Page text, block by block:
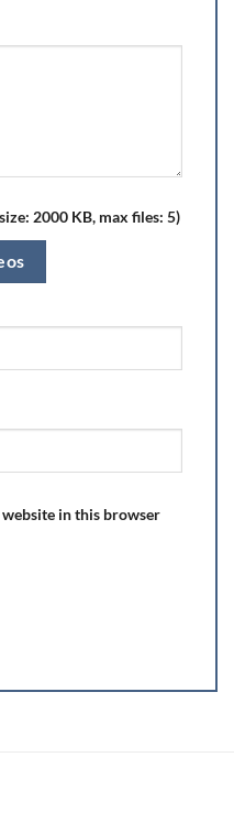
2000 KB, max files: 5)
website in this browser